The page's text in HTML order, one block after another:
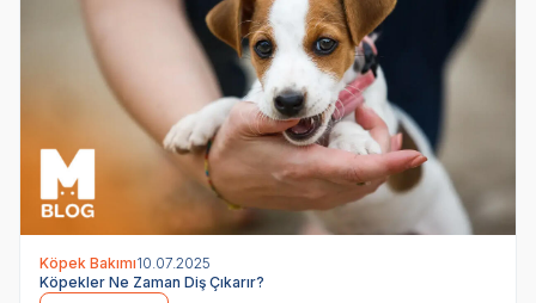
Köpek Bakımı10.07.2025
Köpekler Ne Zaman Diş Çıkarır?